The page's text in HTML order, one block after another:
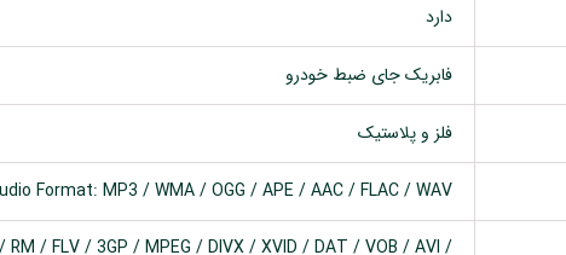
دارد
فابریک جای ضبط خودرو
فلز و پلاستیک
Format: MP3 / WMA / OGG / APE / AAC / FLAC / WAV
RM / FLV / 3GP / MPEG / DIVX / XVID / DAT / VOB / AVI /